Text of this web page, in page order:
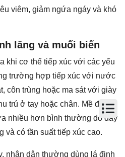
viêm, giảm ngứa ngáy và khó
lăng và muối biển
khi cơ thể tiếp xúc với các yếu
trường hợp tiếp xúc với nước
côn trùng hoặc ma sát với giày
trú ở tay hoặc chân. Mề đay ở
nhiều hơn bình thường do đây
và có tần suất tiếp xúc cao.
nhân dân thường dùng lá đinh